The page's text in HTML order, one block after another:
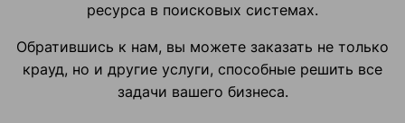
ресурса в поисковых системах.
Обратившись к нам, вы можете заказать не только
крауд, но и другие услуги, способные решить все
задачи вашего бизнеса.